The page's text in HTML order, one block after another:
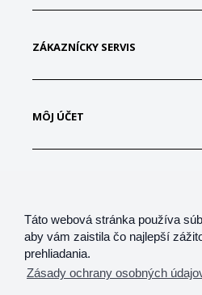
Táto webová stránka používa
aby vám zaistila čo najlepší
prehliadania.
Zásady ochrany osobných
ZÁKAZNÍCKY SERVIS
MÔJ ÚČET